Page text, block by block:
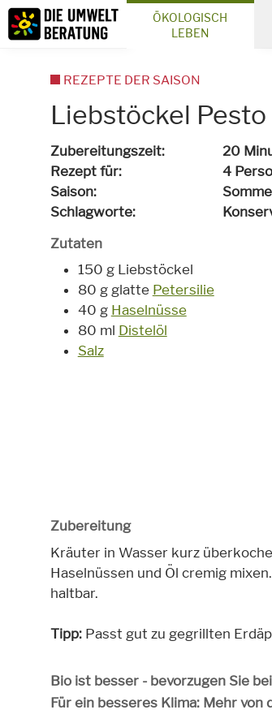
Inhalt
Suche
ÖKOLOGISCH
LEBEN
Liebstöckel Pesto
Zubereitungszeit
20
Rezept für
4
Saison
Schlagworte
Zutaten
150 g Liebstöckel
80 g glatte Petersilie
40 g Haselnüsse
80 ml Distelöl
Salz
Zubereitung
Kräuter in Wasser kurz
Haselnüssen und Öl cremig
haltbar.
Tipp:Passt gut zu gegrillten
Bio ist besser - bevorzugen Sie
Für ein besseres Klima: Mehr von
REZEPTE DER SAISON